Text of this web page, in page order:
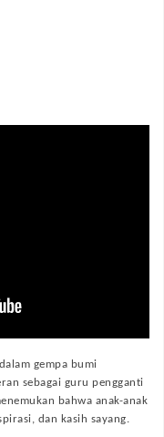
gempa bumi
sebagai guru pengganti
bahwa anak-anak
dan kasih sayang.